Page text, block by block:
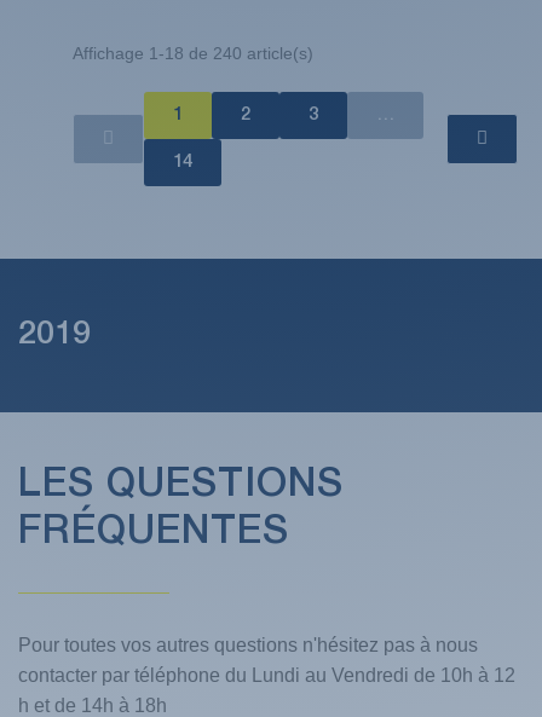
Affichage 1-18 de 240 article(s)
1 2 3
14
2019
LES QUESTIONS
FRÉQUENTES
Pour toutes vos autres questions n'hésitez pas à nous
contacter par téléphone du Lundi au Vendredi de 10h à 12
h et de 14h à 18h